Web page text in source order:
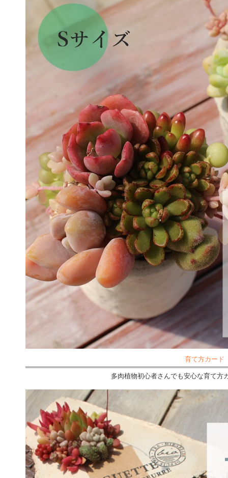
育て方カード
多肉植物初心者さんでも安心な育て方